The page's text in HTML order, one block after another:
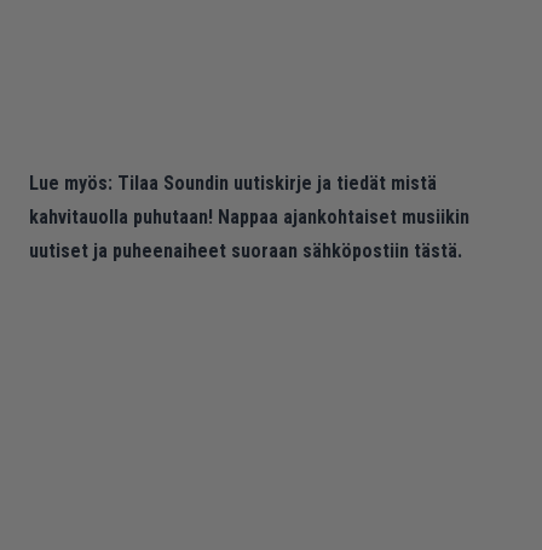
Lue myös: Tilaa Soundin uutiskirje ja tiedät mistä
kahvitauolla puhutaan! Nappaa ajankohtaiset musiikin
uutiset ja puheenaiheet suoraan sähköpostiin tästä.